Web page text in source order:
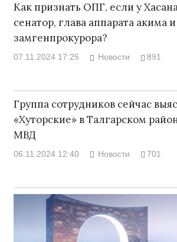
Как признать ОПГ, если у
сенатор, глава аппарата акима
замгенпрокурора?
07.11.2024 17:25 Новости 891
Группа сотрудников сейчас
«Хуторские» в Талгарском
МВД
06.11.2024 12:40 Новости 701